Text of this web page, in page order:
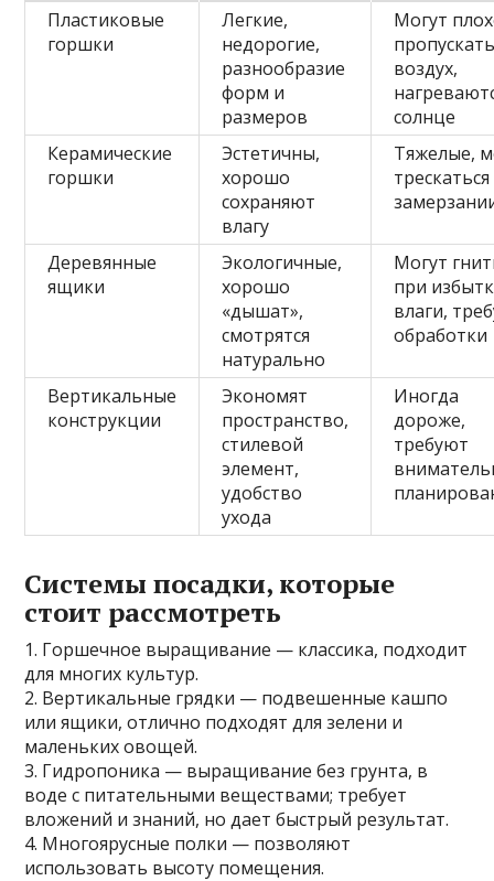
Пластиковые
горшки
Легкие,
недорогие,
разнообразие
форм и
размеров
Могут
воздух,
солнце
Керамические
горшки
Эстетичны,
хорошо
сохраняют
влагу
Тяжелые,
Деревянные
ящики
Экологичные,
хорошо
«дышат»,
смотрятся
натурально
Могут
при
влаги,
обработки
Вертикальные
конструкции
Экономят
пространство,
стилевой
элемент,
удобство
ухода
Иногда
дороже,
требуют
Системы посадки, которые
стоит рассмотреть
1. Горшечное выращивание — классика, подходит
для многих культур.
2. Вертикальные грядки — подвешенные кашпо
или ящики, отлично подходят для зелени и
маленьких овощей.
3. Гидропоника — выращивание без грунта, в
воде с питательными веществами; требует
вложений и знаний, но дает быстрый результат.
4. Многоярусные полки — позволяют
использовать высоту помещения.